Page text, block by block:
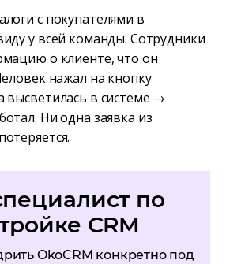
с покупателями в
у всей команды. Сотрудники
о клиенте, что он
нажал на кнопку
высветилась в системе →
Ни одна заявка из
по
CRM
OkoCRM конкретно под